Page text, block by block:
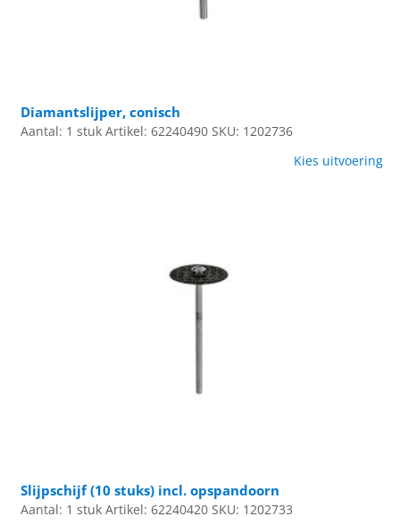
Diamantslijper, conisch
Aantal: 1 stuk Artikel: 62240490 SKU: 1202736
Kies uitvoering
Slijpschijf (10 stuks) incl. opspandoorn
Aantal: 1 stuk Artikel: 62240420 SKU: 1202733